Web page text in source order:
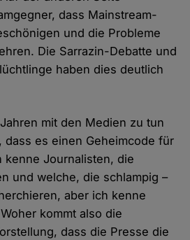
dass Mainstream-
und die Probleme
Die Sarrazin-Debatte und
haben dies deutlich
mit den Medien zu tun
dass es einen Geheimcode für
kenne Journalisten, die
und welche, die schlampig –
aber ich kenne
kommt also die
dass die Presse die